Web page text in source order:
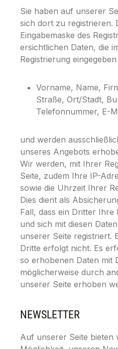
Sie haben auf unserer
sich dort zu registrieren.
Eingabemaske des
ersichtlichen Daten, die
Registrierung
Vorname, Name,
Straße, Ort/Stadt,
Telefonnummer, E-
und werden
unseres Angebots
Wir werden, mit Ihrer
Seite, zudem Ihre IP-
sowie die Uhrzeit Ihrer
Dies dient als
Fall, dass ein Dritter Ihre
und sich mit diesen
unserer Seite registriert.
Dritte erfolgt nicht. Es
so erhobenen Daten mit
möglicherweise durch
unserer Seite erhoben
NEWSLETTER
Auf unserer Seite bieten